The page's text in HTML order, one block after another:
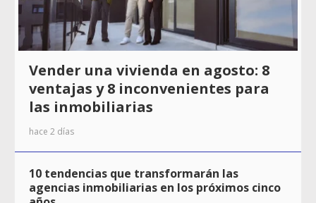
Vender una vivienda en agosto: 8
ventajas y 8 inconvenientes para
las inmobiliarias
hace 2 días
10 tendencias que transformarán las
agencias inmobiliarias en los próximos cinco